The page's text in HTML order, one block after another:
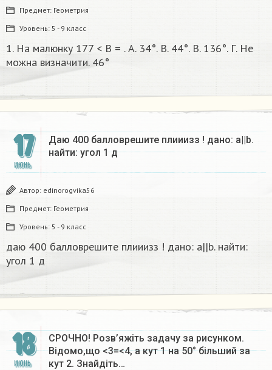
Предмет: Геометрия
Уровень: 5 - 9 класс
1. На малюнку 177 < B = . А. 34°. B. 44°. В. 136°. Г. Не
можна визначити. 46°​
17
ИЮНЬ
Даю 400 балловрешите плииизз ! дано: а||b.
найти: угол 1 д
Автор: edinorogvika56
Предмет: Геометрия
Уровень: 5 - 9 класс
даю 400 балловрешите плииизз ! дано: а||b. найти:
угол 1 д
18
ИЮНЬ
СРОЧНО! Розв’яжіть задачу за рисунком.
Вiдомо,що <3=<4, а кут 1 на 50° більший за
кут 2. Знайдіть…